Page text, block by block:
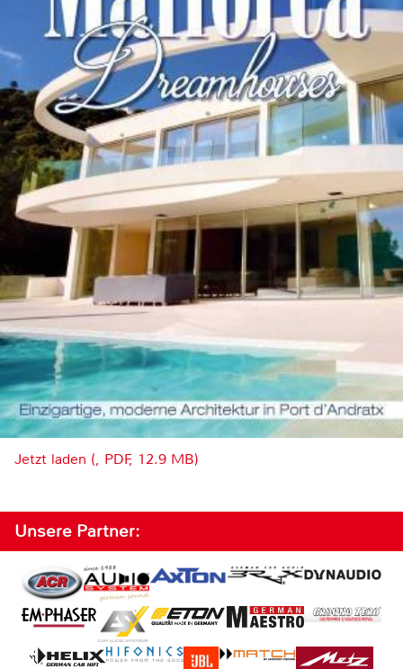
Jetzt laden (, PDF, 12.9 MB)
Unsere Partner: